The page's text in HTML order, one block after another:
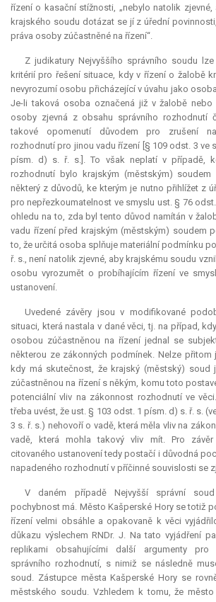
řízení o kasační stížnosti, „nebylo natolik
krajského soudu dotázat se jí z úřední
práva osoby zúčastněné na řízení“.
Z judikatury Nejvyššího správního soudu
kritérií pro řešení situace, kdy v řízení o žalobě
nevyrozumí osobu přicházející v úvahu jako
Je-li taková osoba označená již v žalobě nebo
osoby zjevná z obsahu správního rozhodnutí
takové opomenutí důvodem pro zrušení
rozhodnutí pro jinou vadu řízení [§ 109 odst. 3 ve
písm. d) s. ř. s.]. To však neplatí v případě,
rozhodnutí bylo krajským (městským) soudem
některý z důvodů, ke kterým je nutno přihlížet z
pro nepřezkoumatelnost ve smyslu ust. § 76
ohledu na to, zda byl tento důvod namítán v
vadu řízení před krajským (městským) soudem
to, že určitá osoba splňuje materiální podmínku
ř. s., není natolik zjevné, aby krajskému soudu
osobu vyrozumět o probíhajícím řízení ve
ustanovení.
Uvedené závěry jsou v modifikované
situaci, která nastala v dané věci, tj. na případ,
osobou zúčastněnou na řízení jednal se
některou ze zákonných podmínek. Nelze přitom
kdy má skutečnost, že krajský (městský)
zúčastněnou na řízení s někým, komu toto
potenciální vliv na zákonnost rozhodnutí ve
třeba uvést, že ust. § 103 odst. 1 písm. d) s. ř. s.
3 s. ř. s.) nehovoří o vadě, která měla vliv na
vadě, která mohla takový vliv mít. Pro
citovaného ustanovení tedy postačí i důvodná
napadeného rozhodnutí v příčinné souvislosti se
V daném případě Nejvyšší správní
pochybnost má. Město Kašperské Hory se totiž
řízení velmi obsáhle a opakovaně k věci
důkazu výslechem RNDr. J. Na tato vyjádření
replikami obsahujícími další argumenty pro
správního rozhodnutí, s nimiž se následně
soud. Zástupce města Kašperské Hory se
městského soudu. Vzhledem k tomu, že